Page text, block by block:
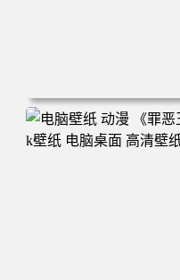
电脑壁纸 动漫 小白 日落
电脑桌面 高清壁纸 壁纸